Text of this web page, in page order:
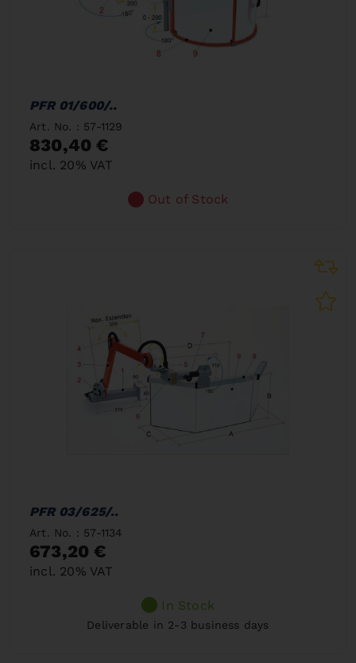
PFR 01/600/..
Art. No. : 57-1129
830,40 €
incl. 20% VAT
Out of Stock
PFR 03/625/..
Art. No. : 57-1134
673,20 €
incl. 20% VAT
In Stock
Deliverable in 2-3 business days